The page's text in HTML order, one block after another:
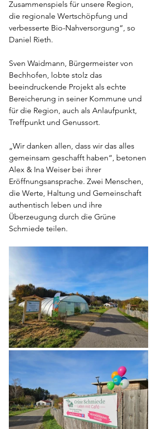
Zusammenspiels für unsere Region,
die regionale Wertschöpfung und
verbesserte Bio-Nahversorgung“, so
Daniel Rieth.
Sven Waidmann, Bürgermeister von
Bechhofen, lobte stolz das
beeindruckende Projekt als echte
Bereicherung in seiner Kommune und
für die Region, auch als Anlaufpunkt,
Treffpunkt und Genussort.
„Wir danken allen, dass wir das alles
gemeinsam geschafft haben“, betonen
Alex & Ina Weiser bei ihrer
Eröffnungsansprache. Zwei Menschen,
die Werte, Haltung und Gemeinschaft
authentisch leben und ihre
Überzeugung durch die Grüne
Schmiede teilen.